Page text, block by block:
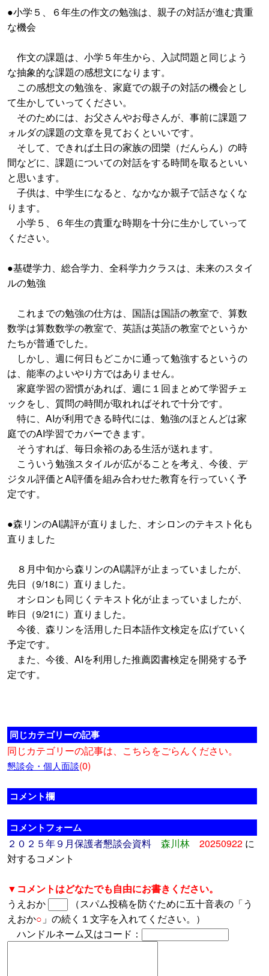
●小学５、６年生の作文の勉強は、親子の対話が進む貴重
な機会
作文の課題は、小学５年生から、入試問題と同じよう
な抽象的な課題の感想文になります。
この感想文の勉強を、家庭での親子の対話の機会とし
て生かしていってください。
そのためには、お父さんやお母さんが、事前に課題フ
ォルダの課題の文章を見ておくといいです。
そして、できれば土日の家族の団欒（だんらん）の時
間などに、課題についての対話をする時間を取るといい
と思います。
子供は、中学生になると、なかなか親子で話さなくな
ります。
小学５、６年生の貴重な時期を十分に生かしていって
ください。
●基礎学力、総合学力、全科学力クラスは、未来のスタイ
ルの勉強
これまでの勉強の仕方は、国語は国語の教室で、算数
数学は算数数学の教室で、英語は英語の教室でというか
たちが普通でした。
しかし、週に何日もどこかに通って勉強するというの
は、能率のよいやり方ではありません。
家庭学習の習慣があれば、週に１回まとめて学習チェ
ックをし、質問の時間が取れればそれで十分です。
特に、AIが利用できる時代には、勉強のほとんどは家
庭でのAI学習でカバーできます。
そうすれば、毎日余裕のある生活が送れます。
こういう勉強スタイルが広がることを考え、今後、デ
ジタル評価とAI評価を組み合わせた教育を行っていく予
定です。
●森リンのAI講評が直りました、オシロンのテキスト化も
直りました
８月中旬から森リンのAI講評が止まっていましたが、
先日（9/18に）直りました。
オシロンも同じくテキスト化が止まっていましたが、
昨日（9/21に）直りました。
今後、森リンを活用した日本語作文検定を広げていく
予定です。
また、今後、AIを利用した推薦図書検定を開発する予
定です。
同じカテゴリーの記事
同じカテゴリーの記事は、こちらをごらんください。
懇談会・個人面談(0)
コメント欄
コメントフォーム
２０２５年９月保護者懇談会資料 森川林 20250922 に
対するコメント
▼コメントはどなたでも自由にお書きください。
うえおか
（スパム投稿を防ぐために五十音表の「う
えおか○ 」の続く１文字を入れてください。）
ハンドルネーム又はコード：